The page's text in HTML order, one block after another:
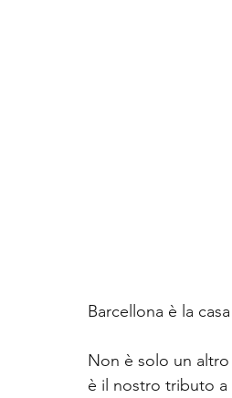
Barcellona è la casa
Non è solo un
è il nostro tributo a